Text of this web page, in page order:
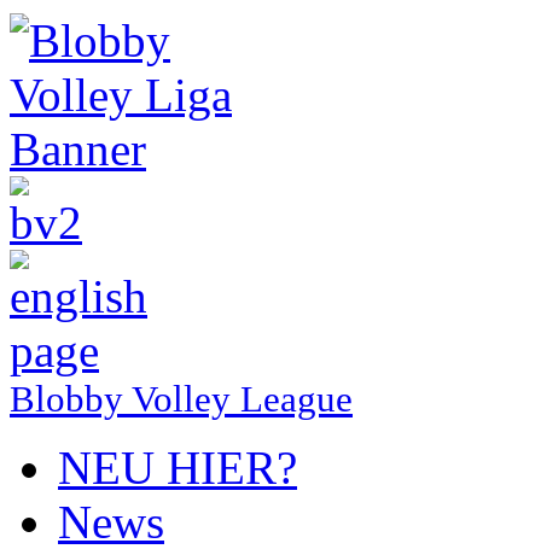
Blobby Volley League
NEU HIER?
News